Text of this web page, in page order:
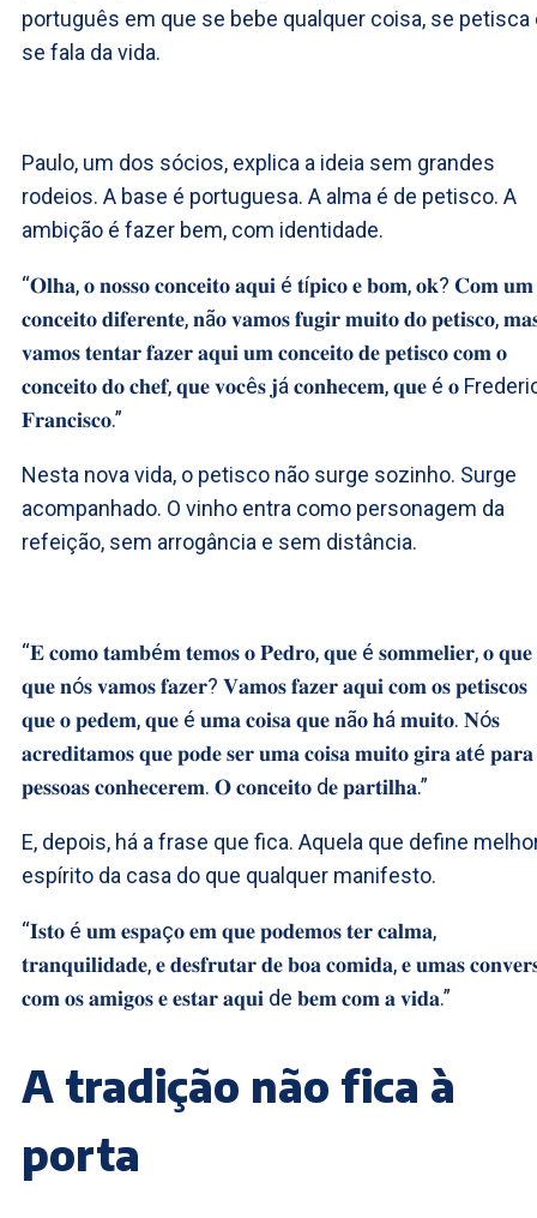
português em que se bebe qualquer coisa, se petisca
se fala da vida.
Paulo, um dos sócios, explica a ideia sem grandes
rodeios. A base é portuguesa. A alma é de petisco. A
ambição é fazer bem, com identidade.
“𝐎𝐥𝐡𝐚, 𝐨 𝐧𝐨𝐬𝐬𝐨 𝐜𝐨𝐧𝐜𝐞𝐢𝐭𝐨 𝐚𝐪𝐮𝐢 é 𝐭í𝐩𝐢𝐜𝐨 𝐞 𝐛𝐨𝐦, 𝐨𝐤? 𝐂𝐨𝐦 𝐮𝐦
𝐜𝐨𝐧𝐜𝐞𝐢𝐭𝐨 𝐝𝐢𝐟𝐞𝐫𝐞𝐧𝐭𝐞, 𝐧ã𝐨 𝐯𝐚𝐦𝐨𝐬 𝐟𝐮𝐠𝐢𝐫 𝐦𝐮𝐢𝐭𝐨 𝐝𝐨 𝐩𝐞𝐭𝐢𝐬𝐜𝐨,
𝐯𝐚𝐦𝐨𝐬 𝐭𝐞𝐧𝐭𝐚𝐫 𝐟𝐚𝐳𝐞𝐫 𝐚𝐪𝐮𝐢 𝐮𝐦 𝐜𝐨𝐧𝐜𝐞𝐢𝐭𝐨 𝐝𝐞 𝐩𝐞𝐭𝐢𝐬𝐜𝐨 𝐜𝐨𝐦 𝐨
𝐜𝐨𝐧𝐜𝐞𝐢𝐭𝐨 𝐝𝐨 𝐜𝐡𝐞𝐟, 𝐪𝐮𝐞 𝐯𝐨𝐜ê𝐬 𝐣á 𝐜𝐨𝐧𝐡𝐞𝐜𝐞𝐦, 𝐪𝐮𝐞 é 𝐨
𝐅𝐫𝐚𝐧𝐜𝐢𝐬𝐜𝐨.”
Nesta nova vida, o petisco não surge sozinho. Surge
acompanhado. O vinho entra como personagem da
refeição, sem arrogância e sem distância.
“𝐄 𝐜𝐨𝐦𝐨 𝐭𝐚𝐦𝐛é𝐦 𝐭𝐞𝐦𝐨𝐬 𝐨 𝐏𝐞𝐝𝐫𝐨, 𝐪𝐮𝐞 é 𝐬𝐨𝐦𝐦𝐞𝐥𝐢𝐞𝐫, 𝐨 𝐪𝐮𝐞
𝐪𝐮𝐞 𝐧ó𝐬 𝐯𝐚𝐦𝐨𝐬 𝐟𝐚𝐳𝐞𝐫? 𝐕𝐚𝐦𝐨𝐬 𝐟𝐚𝐳𝐞𝐫 𝐚𝐪𝐮𝐢 𝐜𝐨𝐦 𝐨𝐬 𝐩𝐞𝐭𝐢𝐬𝐜𝐨𝐬
𝐪𝐮𝐞 𝐨 𝐩𝐞𝐝𝐞𝐦, 𝐪𝐮𝐞 é 𝐮𝐦𝐚 𝐜𝐨𝐢𝐬𝐚 𝐪𝐮𝐞 𝐧ã𝐨 𝐡á 𝐦𝐮𝐢𝐭𝐨. 𝐍ó𝐬
𝐚𝐜𝐫𝐞𝐝𝐢𝐭𝐚𝐦𝐨𝐬 𝐪𝐮𝐞 𝐩𝐨𝐝𝐞 𝐬𝐞𝐫 𝐮𝐦𝐚 𝐜𝐨𝐢𝐬𝐚 𝐦𝐮𝐢𝐭𝐨 𝐠𝐢𝐫𝐚 𝐚𝐭é 𝐩𝐚𝐫𝐚
𝐩𝐞𝐬𝐬𝐨𝐚𝐬 𝐜𝐨𝐧𝐡𝐞𝐜𝐞𝐫𝐞𝐦. 𝐎 𝐜𝐨𝐧𝐜𝐞𝐢𝐭𝐨 d𝐞 𝐩𝐚𝐫𝐭𝐢𝐥𝐡𝐚.”
E, depois, há a frase que fica. Aquela que define
espírito da casa do que qualquer manifesto.
“𝐈𝐬𝐭𝐨 é 𝐮𝐦 𝐞𝐬𝐩𝐚ç𝐨 𝐞𝐦 𝐪𝐮𝐞 𝐩𝐨𝐝𝐞𝐦𝐨𝐬 𝐭𝐞𝐫 𝐜𝐚𝐥𝐦𝐚,
𝐭𝐫𝐚𝐧𝐪𝐮𝐢𝐥𝐢𝐝𝐚𝐝𝐞, 𝐞 𝐝𝐞𝐬𝐟𝐫𝐮𝐭𝐚𝐫 𝐝𝐞 𝐛𝐨𝐚 𝐜𝐨𝐦𝐢𝐝𝐚, 𝐞 𝐮𝐦𝐚𝐬
𝐜𝐨𝐦 𝐨𝐬 𝐚𝐦𝐢𝐠𝐨𝐬 𝐞 𝐞𝐬𝐭𝐚𝐫 𝐚𝐪𝐮𝐢 de 𝐛𝐞𝐦 𝐜𝐨𝐦 𝐚 𝐯𝐢𝐝𝐚.”
A tradição não fica à
porta